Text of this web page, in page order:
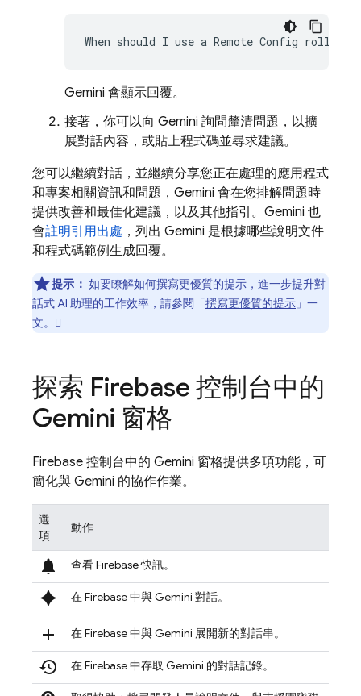
Gemini 會顯示回覆。
接著，你可以向 Gemini 詢問釐清問題，以擴
展對話內容，或貼上程式碼並尋求建議。
您可以繼續對話，並繼續分享您正在處理的應用程式
和專案相關資訊和問題，Gemini 會在您排解問題時
提供改善和最佳化建議，以及其他指引。Gemini 也
會註明引用出處 ，列出 Gemini 是根據哪些說明文件
和程式碼範例生成回覆。
提示： 如要瞭解如何撰寫更優質的提示，進一步提升對
話式 AI 助理的工作效率，請參閱「撰寫更優質的提示 」一
文。
探索 Firebase 控制台中的
Gemini 窗格
Firebase 控制台中的 Gemini 窗格提供多項功能，可
簡化與 Gemini 的協作作業。
選
項
動作
notifications 查看 Firebase 快訊。
spark 在Firebase中與 Gemini 對話。
add 在Firebase中與 Gemini 展開新的對話串。
history 在Firebase中存取 Gemini 的對話記錄。